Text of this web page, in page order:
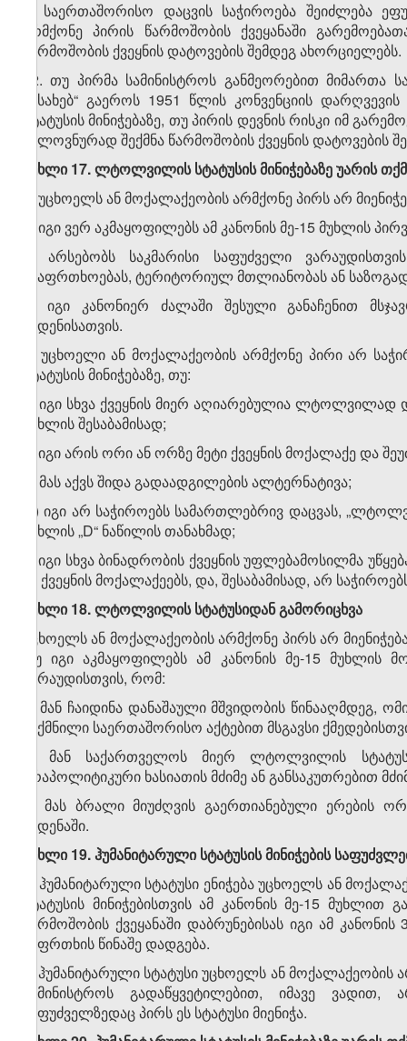
1. საერთაშორისო დაცვის საჭიროება შეიძლება
არმქონე პირის წარმოშობის ქვეყანაში
წარმოშობის ქვეყნის დატოვების შემდეგ ახორციელებს.
2. თუ პირმა სამინისტროს განმეორებით
შესახებ“ გაეროს 1951 წლის კონვენციის
სტატუსის მინიჭებაზე, თუ პირის დევნის რისკი იმ
ხელოვნურად შექმნა წარმოშობის ქვეყნის დატოვების
მუხლი 17. ლტოლვილის სტატუსის მინიჭებაზე უარის
1. უცხოელს ან მოქალაქეობის არმქონე პირს არ
ა) იგი ვერ აკმაყოფილებს ამ კანონის მე-15 მუხლის
ბ) არსებობს საკმარისი საფუძველი
უსაფრთხოებას, ტერიტორიულ მთლიანობას ან
გ) იგი კანონიერ ძალაში შესული განაჩენით
ჩადენისათვის.
2. უცხოელი ან მოქალაქეობის არმქონე პირი არ
სტატუსის მინიჭებაზე, თუ:
ა) იგი სხვა ქვეყნის მიერ აღიარებულია ლტოლვილად
მუხლის შესაბამისად;
ბ) იგი არის ორი ან ორზე მეტი ქვეყნის მოქალაქე
გ) მას აქვს შიდა გადაადგილების ალტერნატივა;
დ) იგი არ საჭიროებს სამართლებრივ დაცვას,
მუხლის „D“ ნაწილის თანახმად;
ე) იგი სხვა ბინადრობის ქვეყნის უფლებამოსილმა
ამ ქვეყნის მოქალაქეებს, და, შესაბამისად, არ
მუხლი 18. ლტოლვილის სტატუსიდან გამორიცხვა
უცხოელს ან მოქალაქეობის არმქონე პირს არ
თუ იგი აკმაყოფილებს ამ კანონის მე-15 მუხლის
ვარაუდისთვის, რომ:
ა) მან ჩაიდინა დანაშაული მშვიდობის წინააღმდეგ,
შექმნილი საერთაშორისო აქტებით მსგავსი
ბ) მან საქართველოს მიერ ლტოლვილის
არაპოლიტიკური ხასიათის მძიმე ან განსაკუთრებით
გ) მას ბრალი მიუძღვის გაერთიანებული ერების
ჩადენაში.
მუხლი 19. ჰუმანიტარული სტატუსის მინიჭების
1. ჰუმანიტარული სტატუსი ენიჭება უცხოელს ან
სტატუსის მინიჭებისთვის ამ კანონის მე-15
წარმოშობის ქვეყანაში დაბრუნებისას იგი ამ
საფრთხის წინაშე დადგება.
2. ჰუმანიტარული სტატუსი უცხოელს ან
სამინისტროს გადაწყვეტილებით, იმავე
საფუძველზედაც პირს ეს სტატუსი მიენიჭა.